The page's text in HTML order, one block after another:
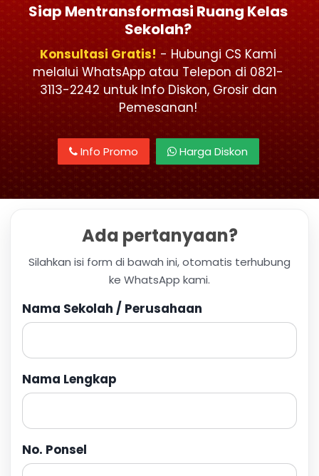
Siap Mentransformasi Ruang Kelas
Sekolah?
Konsultasi Gratis! - Hubungi CS Kami
melalui WhatsApp atau Telepon di 0821-
3113-2242 untuk Info Diskon, Grosir dan
Pemesanan!
Info Promo Harga Diskon
Ada pertanyaan?
Silahkan isi form di bawah ini, otomatis terhubung
ke WhatsApp kami.
Nama Sekolah / Perusahaan
Nama Lengkap
No. Ponsel